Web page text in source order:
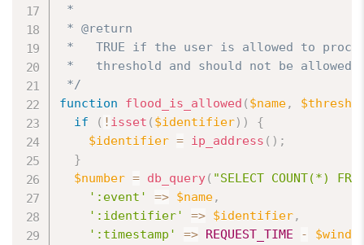
*
* @return
*   TRUE if the user is allowed to
*   threshold and should not be allowed
*/
function
flood_is_allowed ( $name,
if
( ! isset ( $identifier) )
{
$identifier = ip_address ( ) ;
}
$number = db_query( "SELECT COUNT(*)
':event'
=> $name,
':identifier'
=> $identifier,
':timestamp'
=> REQUEST_TIME -